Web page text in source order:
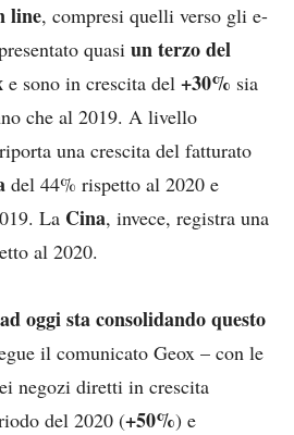
line, compresi quelli verso gli e-
quasi un terzo del
e sono in crescita del +30% sia
che al 2019. A livello
una crescita del fatturato
del 44% rispetto al 2020 e
La Cina, invece, registra una
al 2020.
oggi sta consolidando questo
il comunicato Geox – con le
negozi diretti in crescita
del 2020 (+50%) e